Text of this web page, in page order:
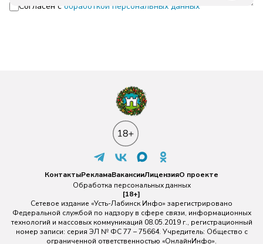
Согласен с обработкой персональных данных
КонтактыРекламаВакансииЛицензияО проекте
Обработка персональных данных
[18+]
Сетевое издание «Усть-Лабинск Инфо» зарегистрировано
Федеральной службой по надзору в сфере связи, информационных
технологий и массовых коммуникаций 08.05.2019 г., регистрационный
номер записи: серия ЭЛ № ФС 77 – 75664. Учредитель: Общество с
ограниченной ответственностью «ОнлайнИнфо».